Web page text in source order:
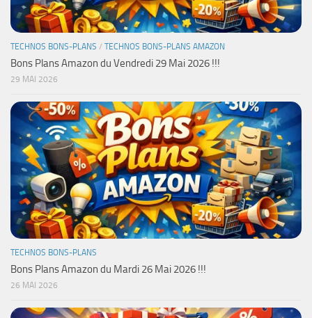
TECHNOS BONS-PLANS / TECHNOS BONS-PLANS AMAZON
Bons Plans Amazon du Vendredi 29 Mai 2026 !!!
29 MAI 2026
TECHNOS BONS-PLANS
Bons Plans Amazon du Mardi 26 Mai 2026 !!!
26 MAI 2026